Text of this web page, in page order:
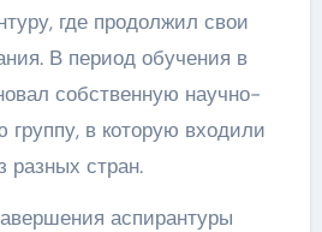
где продолжил свои
В период обучения в
собственную научно-
группу, в которую входили
стран.
аспирантуры